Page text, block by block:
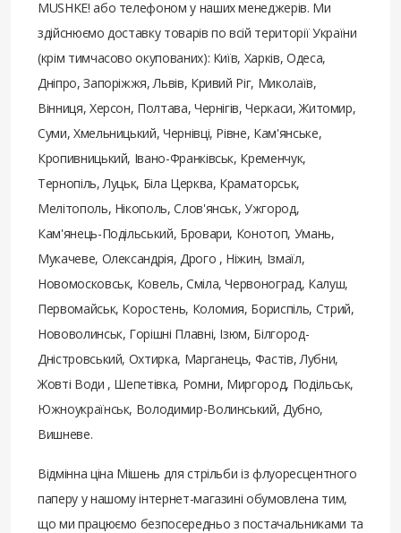
MUSHKE! або телефоном у наших менеджерів. Ми
здійснюємо доставку товарівпо всій території України
(крім тимчасово окупованих): Київ, Харків, Одеса,
Дніпро, Запоріжжя, Львів, Кривий Ріг, Миколаїв,
Вінниця, Херсон, Полтава, Чернігів, Черкаси, Житомир,
Суми, Хмельницький, Чернівці, Рівне, Кам'янське,
Кропивницький, Івано-Франківськ, Кременчук,
Тернопіль, Луцьк, Біла Церква, Краматорськ,
Мелітополь, Нікополь, Слов'янськ, Ужгород,
Кам'янець-Подільський, Бровари, Конотоп, Умань,
Мукачеве, Олександрія, Дрого , Ніжин, Ізмаїл,
Новомосковськ, Ковель, Сміла, Червоноград, Калуш,
Первомайськ, Коростень, Коломия, Бориспіль, Стрий,
Нововолинськ, Горішні Плавні, Ізюм, Білгород-
Дністровський, Охтирка, Марганець, Фастів, Лубни,
Жовті Води , Шепетівка, Ромни, Миргород, Подільськ,
Южноукраїнськ, Володимир-Волинський, Дубно,
Вишневе.
Відмінна ціна Мішень для стрільби із флуоресцентного
паперу у нашому інтернет-магазині обумовлена ​​тим,
що ми працюємо безпосередньо з постачальниками та